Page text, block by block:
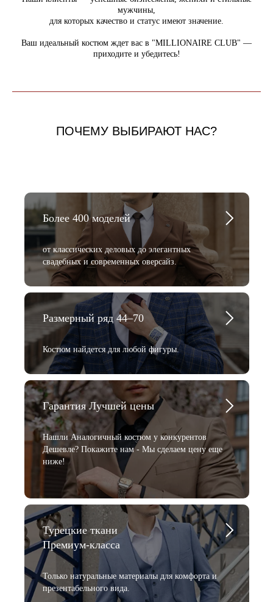
мужчины,
для которых качество и статус имеют значение.
Ваш идеальный костюм ждет вас в "MILLIONAIRE CLUB" —
приходите и убедитесь!
ПОЧЕМУ ВЫБИРАЮТ НАС?
Более 400 моделей
от классических деловых до элегантных
свадебных и современных оверсайз.
Размерный ряд 44–70
Костюм найдется для любой фигуры.
Гарантия Лучшей цены
Нашли Аналогичный костюм у конкурентов
Дешевле? Покажите нам - Мы сделаем цену еще
ниже!
Турецкие ткани
Премиум-класса
Только натуральные материалы для комфорта и
презентабельного вида.